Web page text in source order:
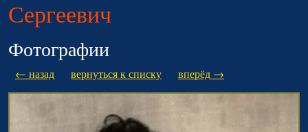
Сергеевич
Фотографии
← назад вернуться к списку вперёд →